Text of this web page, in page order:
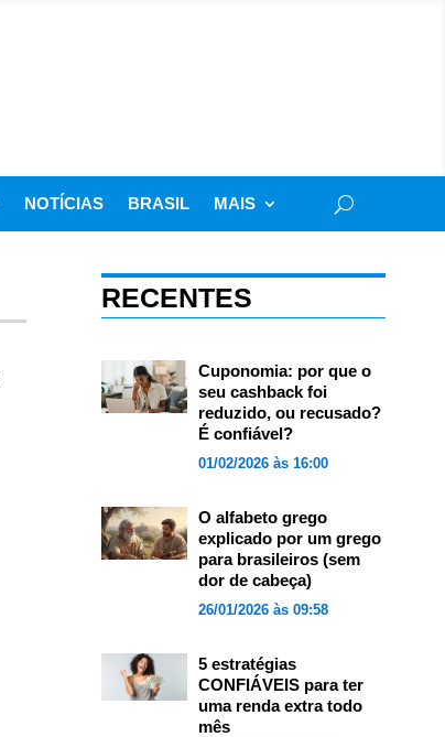
NOTÍCIAS BRASIL MAIS
RECENTES
Cuponomia: por que o
seu cashback foi
reduzido, ou recusado?
É confiável?
01/02/2026 às 16:00
O alfabeto grego
explicado por um grego
para brasileiros (sem
dor de cabeça)
26/01/2026 às 09:58
5 estratégias
CONFIÁVEIS para ter
uma renda extra todo
mês